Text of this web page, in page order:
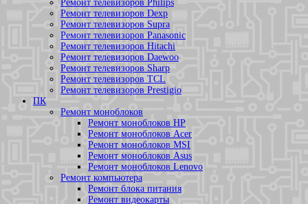
Ремонт телевизоров Philips
Ремонт телевизоров Dexp
Ремонт телевизоров Supra
Ремонт телевизоров Panasonic
Ремонт телевизоров Hitachi
Ремонт телевизоров Daewoo
Ремонт телевизоров Sharp
Ремонт телевизоров TCL
Ремонт телевизоров Prestigio
ПК
Ремонт моноблоков
Ремонт моноблоков HP
Ремонт моноблоков Acer
Ремонт моноблоков MSI
Ремонт моноблоков Asus
Ремонт моноблоков Lenovo
Ремонт компьютера
Ремонт блока питания
Ремонт видеокарты